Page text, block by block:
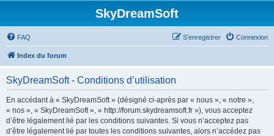
SkyDreamSoft
FAQ Connexion
S’enregistrer
Index du forum
SkyDreamSoft - Conditions d’utilisation
En accédant à « SkyDreamSoft » (désigné ci-après par « nous », « notre »,
« nos », « SkyDreamSoft », « http://forum.skydreamsoft.fr »), vous acceptez
d’être légalement lié par les conditions suivantes. Si vous n’acceptez pas
d’être légalement lié par toutes les conditions suivantes, alors n’accédez pas